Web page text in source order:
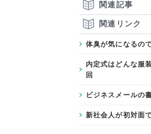
関連記事
関連リンク
体臭が気になるの
内定式はどんな服
回
ビジネスメールの
新社会人が初対面